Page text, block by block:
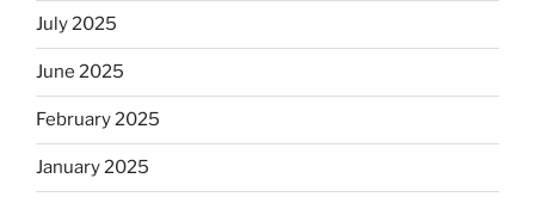
July 2025
June 2025
February 2025
January 2025